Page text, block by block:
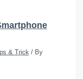
& Trick / By